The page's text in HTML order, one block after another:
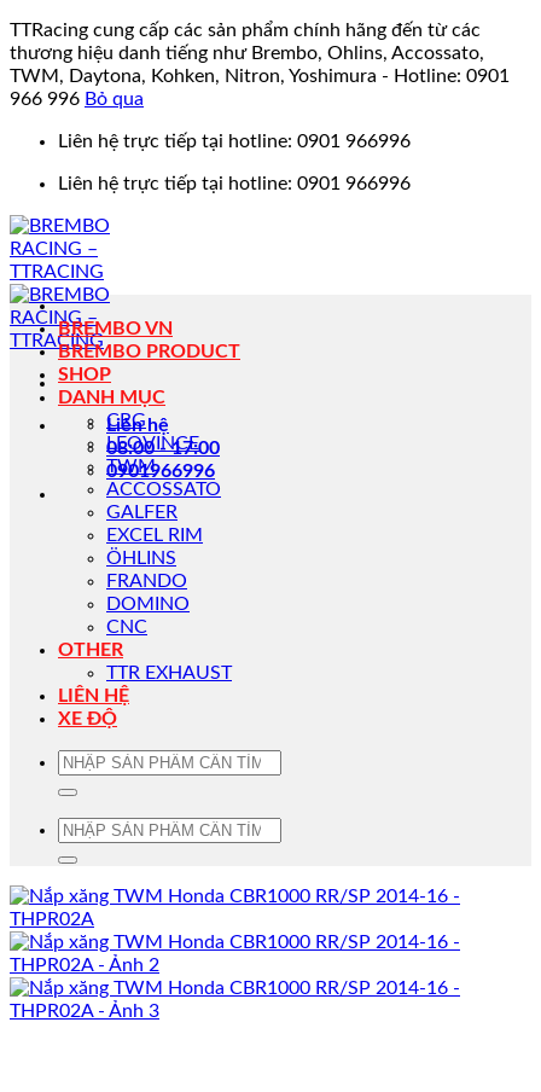
TTRacing cung cấp các sản phẩm chính hãng đến từ các
thương hiệu danh tiếng như Brembo, Ohlins, Accossato,
TWM, Daytona, Kohken, Nitron, Yoshimura - Hotline: 0901
966 996 Bỏ qua
Liên hệ trực tiếp tại hotline: 0901 966996
Liên hệ trực tiếp tại hotline: 0901 966996
Liên hệ
08:00 - 17:00
0901966996
BREMBO VN
BREMBO PRODUCT
SHOP
DANH MỤC
CRG
LEOVINCE
TWM
ACCOSSATO
GALFER
EXCEL RIM
ÖHLINS
FRANDO
DOMINO
CNC
OTHER
TTR EXHAUST
LIÊN HỆ
XE ĐỘ
Tìm
Tìm